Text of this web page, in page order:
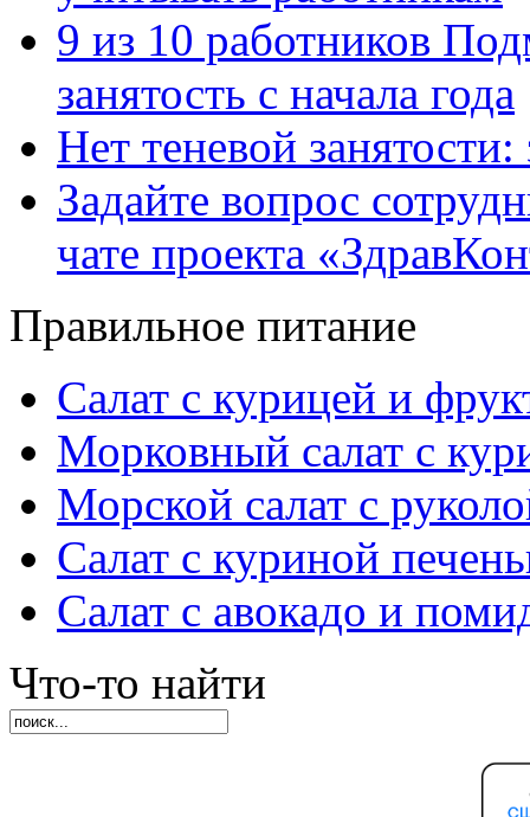
9 из 10 работников
занятость с начала года
Нет теневой
Задайте вопрос
чате проекта
Правильное питание
Салат с курицей и
Морковный салат с
Морской салат с
Салат с куриной
Салат с авокадо и
Что-то найти